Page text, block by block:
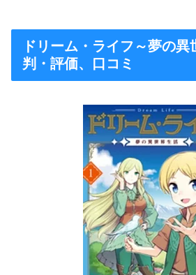
ドリーム・ライフ～夢の
判・評価、口コミ